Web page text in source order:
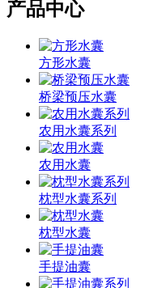
产品中心
方形水囊
桥梁预压水囊
农用水囊系列
农用水囊
枕型水囊系列
枕型水囊
手提油囊